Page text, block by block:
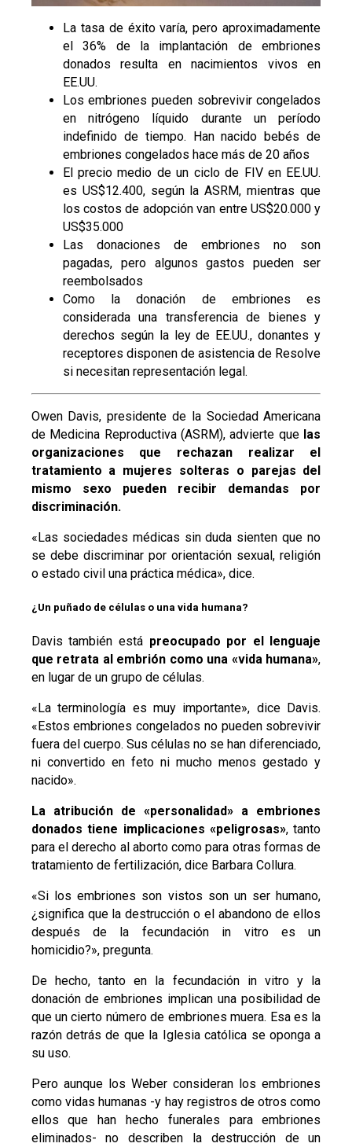
La tasa de éxito varía, pero aproximadamente
el 36% de la implantación de embriones
donados resulta en nacimientos vivos en
EE.UU.
Los embriones pueden sobrevivir congelados
en nitrógeno líquido durante un período
indefinido de tiempo. Han nacido bebés de
embriones congelados hace más de 20 años
El precio medio de un ciclo de FIV en EE.UU.
es US$12.400, según la ASRM, mientras que
los costos de adopción van entre US$20.000 y
US$35.000
Las donaciones de embriones no son
pagadas, pero algunos gastos pueden ser
reembolsados
Como la donación de embriones es
considerada una transferencia de bienes y
derechos según la ley de EE.UU., donantes y
receptores disponen de asistencia de Resolve
si necesitan representación legal.
Owen Davis, presidente de la Sociedad Americana
de Medicina Reproductiva (ASRM), advierte que las
organizaciones que rechazan realizar el
tratamiento a mujeres solteras o parejas del
mismo sexo pueden recibir demandas por
discriminación.
«Las sociedades médicas sin duda sienten que no
se debe discriminar por orientación sexual, religión
o estado civil una práctica médica», dice.
¿Un puñado de células o una vida humana?
Davis también está preocupado por el lenguaje
que retrata al embrión como una «vida humana»,
en lugar de un grupo de células.
«La terminología es muy importante», dice Davis.
«Estos embriones congelados no pueden sobrevivir
fuera del cuerpo. Sus células no se han diferenciado,
ni convertido en feto ni mucho menos gestado y
nacido».
La atribución de «personalidad» a embriones
donados tiene implicaciones «peligrosas», tanto
para el derecho al aborto como para otras formas de
tratamiento de fertilización, dice Barbara Collura.
«Si los embriones son vistos son un ser humano,
¿significa que la destrucción o el abandono de ellos
después de la fecundación in vitro es un
homicidio?», pregunta.
De hecho, tanto en la fecundación in vitro y la
donación de embriones implican una posibilidad de
que un cierto número de embriones muera. Esa es la
razón detrás de que la Iglesia católica se oponga a
su uso.
Pero aunque los Weber consideran los embriones
como vidas humanas -y hay registros de otros como
ellos que han hecho funerales para embriones
eliminados- no describen la destrucción de un